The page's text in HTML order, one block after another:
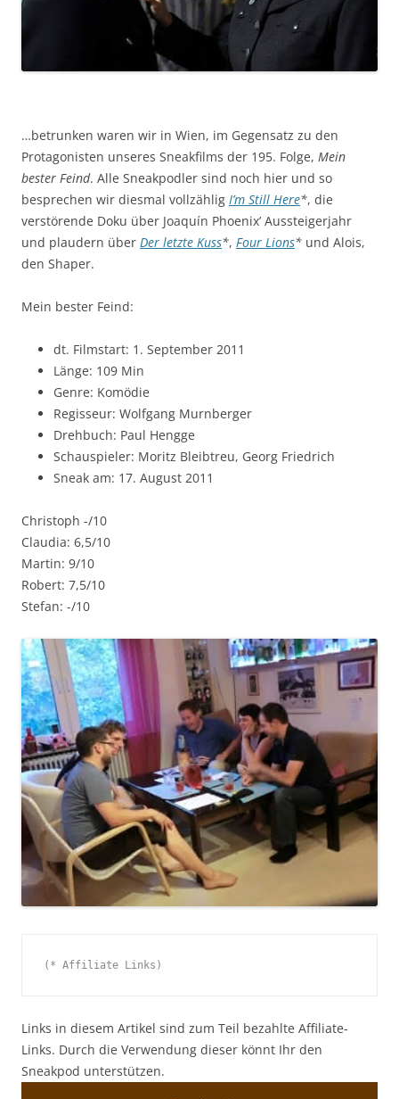
…betrunken waren wir in Wien, im Gegensatz zu den
Protagonisten unseres Sneakfilms der 195. Folge, Mein
bester Feind. Alle Sneakpodler sind noch hier und so
besprechen wir diesmal vollzählig I’m Still Here*, die
verstörende Doku über Joaquín Phoenix’ Aussteigerjahr
und plaudern über Der letzte Kuss*, Four Lions* und Alois,
den Shaper.
Mein bester Feind:
dt. Filmstart: 1. September 2011
Länge: 109 Min
Genre: Komödie
Regisseur: Wolfgang Murnberger
Drehbuch: Paul Hengge
Schauspieler: Moritz Bleibtreu, Georg Friedrich
Sneak am: 17. August 2011
Christoph -/10
Claudia: 6,5/10
Martin: 9/10
Robert: 7,5/10
Stefan: -/10
(* Affiliate Links)
Links in diesem Artikel sind zum Teil bezahlte Affiliate-
Links. Durch die Verwendung dieser könnt Ihr den
Sneakpod unterstützen.